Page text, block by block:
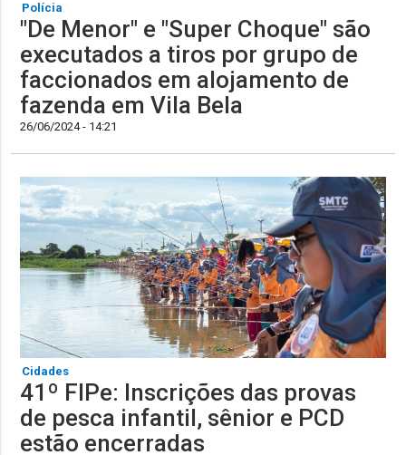
Polícia
"De Menor" e "Super Choque" são
executados a tiros por grupo de
faccionados em alojamento de
fazenda em Vila Bela
26/06/2024 - 14:21
Cidades
41º FIPe: Inscrições das provas
de pesca infantil, sênior e PCD
estão encerradas